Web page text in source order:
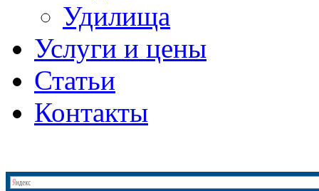
Удилища
Услуги и цены
Статьи
Контакты